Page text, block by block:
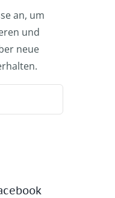
an, um
und
neue